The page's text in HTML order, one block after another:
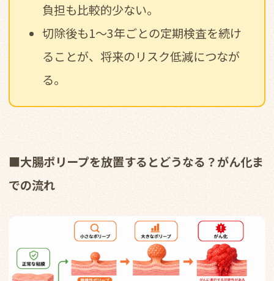
負担も比較的少ない。
切除後も1〜3年ごとの定期検査を続け
ることが、将来のリスク低減につなが
る。
■大腸ポリープを放置するとどうなる？がん化ま
での流れ